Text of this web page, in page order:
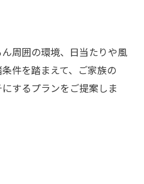
周囲の環境、日当たりや風
件を踏まえて、ご家族の
するプランをご提案しま